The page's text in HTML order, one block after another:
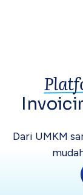
Dari UMKM